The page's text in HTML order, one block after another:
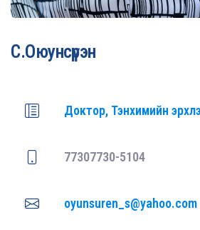
С.Оюунсүрэн
Доктор, Тэнхимийн
77307730-5104
oyunsuren_s@yahoo.com